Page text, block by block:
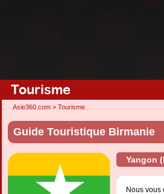
Tourisme
Asie360.com > Tourisme
Guide Touristique Birmanie
Yangon
Nous vous